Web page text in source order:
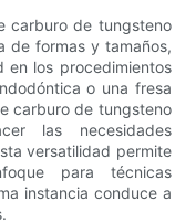
carburo de tungsteno
de formas y tamaños,
en los procedimientos
o una fresa
carburo de tungsteno
las necesidades
versatilidad permite
para técnicas
instancia conduce a